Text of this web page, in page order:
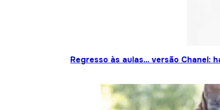
Regresso às aulas… versão Chanel: